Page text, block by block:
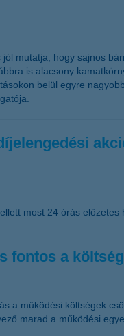
mutatja, hogy sajnos
is alacsony
belül egyre
most 24 órás
fontos a
a működési költségek
marad a működési